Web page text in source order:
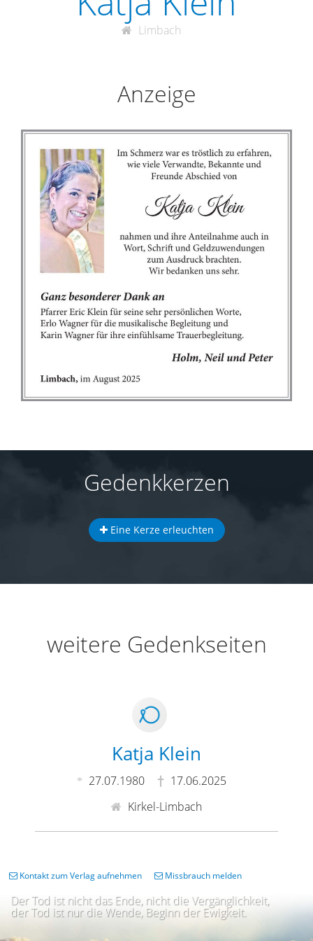
Limbach
Anzeige
Gedenkkerzen
Eine Kerze erleuchten
weitere Gedenkseiten
Katja Klein
27.07.1980
17.06.2025
Kirkel-Limbach
Der Tod ist nicht das Ende, nicht die Vergänglichkeit,
der Tod ist nur die Wende, Beginn der Ewigkeit.
Kontakt zum Verlag aufnehmen Missbrauch melden